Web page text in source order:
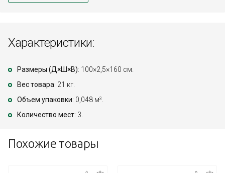
Характеристики:
Размеры (Д×Ш×В): 100×2,5×160 см.
Вес товара: 21 кг.
Объем упаковки: 0,048 м3 .
Количество мест: 3.
Похожие товары